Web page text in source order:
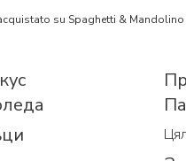
su Spaghetti & Mandolino